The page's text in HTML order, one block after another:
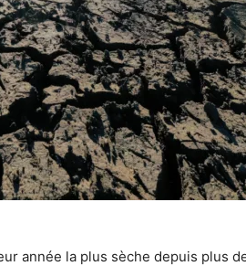
année la plus sèche depuis plus